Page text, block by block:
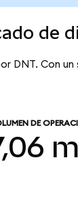
de
DNT. Con
DE